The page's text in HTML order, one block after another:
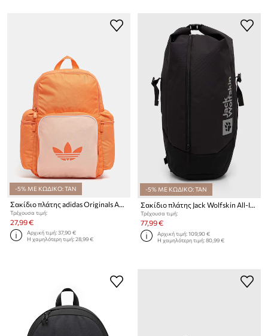
-5% ΜΕ ΚΩΔΙΚΟ: TAN
Σακίδιο πλάτης adidas Originals Adicolor
Τρέχουσα τιμή:
27,99 €
Αρχική τιμή:37,90 €
Η χαμηλότερη τιμή:28,99 €
-5% ΜΕ ΚΩΔΙΚΟ: TAN
Σακίδιο πλάτης Jack Wolfskin All-In Pack 30
Τρέχουσα τιμή:
77,99 €
Αρχική τιμή:109,90 €
Η χαμηλότερη τιμή:80,99 €